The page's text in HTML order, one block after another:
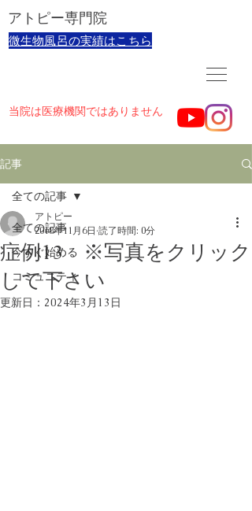
​アトピー専門院
​微生物風呂の実績はこちら
当院は医療機関ではありません
記事
全ての記事
今すぐ始める
コミュニティ
全ての記事
症例13 ※写真をクリック
して下さい
アトピー
2018年11月6日 読了時間: 0分
更新日： 2024年3月13日